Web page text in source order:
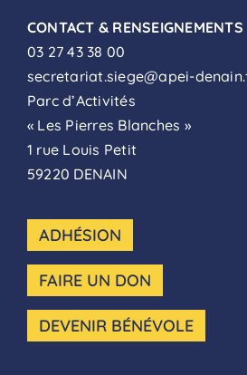
CONTACT & RENSEIGNEMENTS
03 27 43 38 00
secretariat.siege@apei-
Parc d’Activités
« Les Pierres Blanches »
1 rue Louis Petit
59220 DENAIN
ADHÉSION
FAIRE UN DON
DEVENIR BÉNÉVOLE